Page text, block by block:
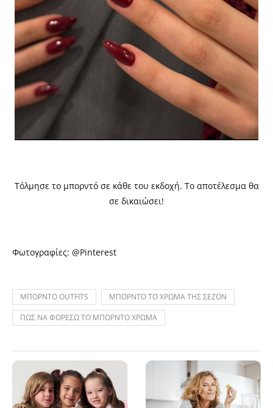
Τόλμησε το μπορντό σε κάθε του εκδοχή. Το αποτέλεσμα θα
σε δικαιώσει!
Φωτογραφίες: @Pinterest
ΜΠΟΡΝΤΟ OUTFITS
ΜΠΟΡΝΤΟ ΤΟ ΧΡΩΜΑ ΤΗΣ ΣΕΖΟΝ
ΠΩΣ ΝΑ ΦΟΡΕΣΩ ΤΟ ΜΠΟΡΝΤΟ ΧΡΩΜΑ